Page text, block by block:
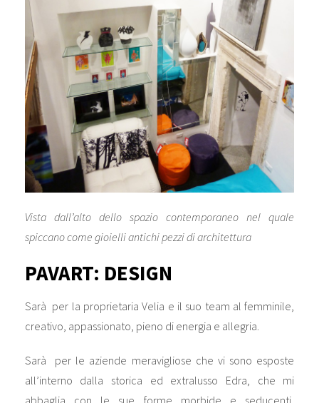
Vista dall’alto dello spazio contemporaneo nel quale
spiccano come gioielli antichi pezzi di architettura
PAVART: DESIGN
Sarà per la proprietaria Velia e il suo team al femminile,
creativo, appassionato, pieno di energia e allegria.
Sarà per le aziende meravigliose che vi sono esposte
all’interno dalla storica ed extralusso Edra, che mi